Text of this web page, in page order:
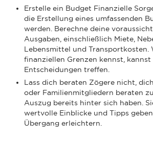
Erstelle ein Budget Finanzielle
die Erstellung eines umfassenden
werden. Berechne deine
Ausgaben, einschließlich Miete,
Lebensmittel und Transportkosten.
finanziellen Grenzen kennst,
Entscheidungen treffen.
Lass dich beraten Zögere nicht,
oder Familienmitgliedern beraten
Auszug bereits hinter sich haben.
wertvolle Einblicke und Tipps
Übergang erleichtern.